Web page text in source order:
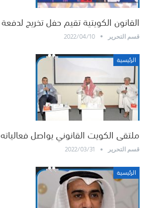
القانون الكويتية تقيم حفل تخريج لدفعة 2020/2021
قسم التحرير 2022/04/10
الرئيسية
ملتقى الكويت القانوني يواصل فعالياته
قسم التحرير 2022/03/31
الرئيسية